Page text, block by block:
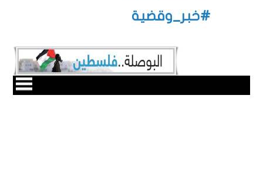
#خبر_وقضية